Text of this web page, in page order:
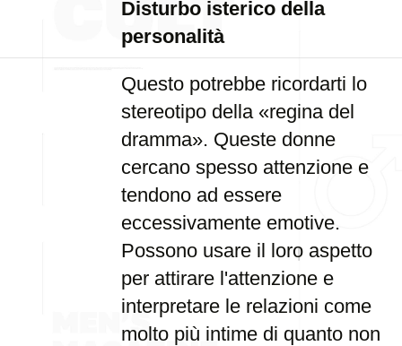
Disturbo isterico della
personalità
Questo potrebbe ricordarti lo
stereotipo della «regina del
dramma». Queste donne
cercano spesso attenzione e
tendono ad essere
eccessivamente emotive.
Possono usare il loro aspetto
per attirare l'attenzione e
interpretare le relazioni come
molto più intime di quanto non